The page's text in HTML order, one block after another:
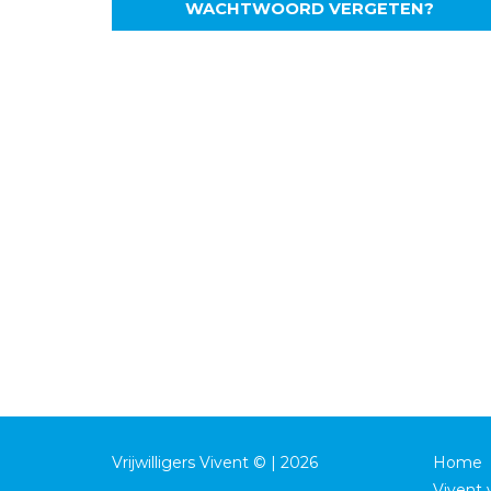
WACHTWOORD VERGETEN?
Vrijwilligers Vivent © | 2026
Home